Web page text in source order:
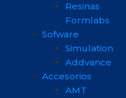
Resinas
Formlabs
Sofware
Simulation
Addvance
Accesorios
AMT